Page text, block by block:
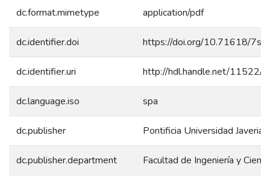
dc.format.mimetype application/pdf
dc.identifier.doi https://doi.org/10.71618/
dc.identifier.uri http://hdl.handle.net/11522/
dc.language.iso spa
dc.publisher Pontificia Universidad
dc.publisher.department Facultad de Ingeniería y